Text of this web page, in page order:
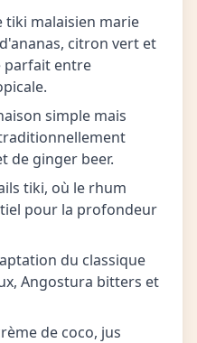
tiki malaisien marie
citron vert et
parfait entre
simple mais
de ginger beer.
tiki, où le rhum
pour la profondeur
du classique
Angostura bitters et
de coco, jus